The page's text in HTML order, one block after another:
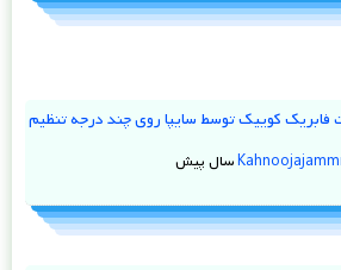
فابریک کوییک توسط سایپا روی چند درجه تنظیم